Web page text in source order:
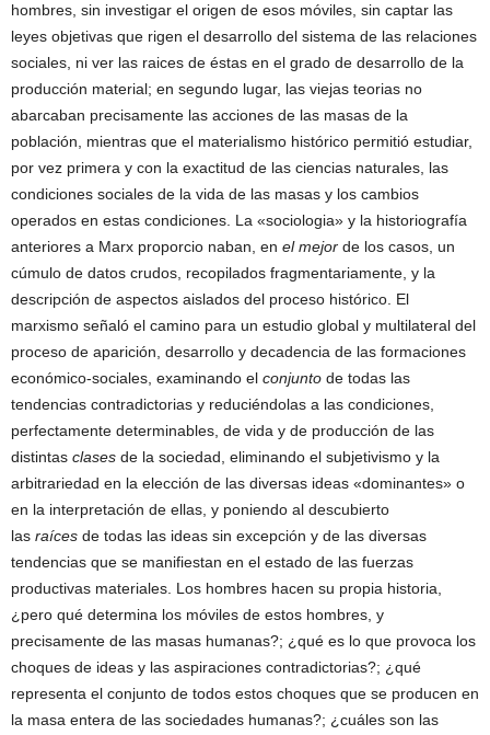
hombres, sin investigar el origen de esos móviles, sin captar las
leyes objetivas que rigen el desarrollo del sistema de las relaciones
sociales, ni ver las raices de éstas en el grado de desarrollo de la
producción material; en segundo lugar, las viejas teorias no
abarcaban precisamente las acciones de las masas de la
población, mientras que el materialismo histórico permitió estudiar,
por vez primera y con la exactitud de las ciencias naturales, las
condiciones sociales de la vida de las masas y los cambios
operados en estas condiciones. La «sociologia» y la historiografía
anteriores a Marx proporcio naban, en el mejor de los casos, un
cúmulo de datos crudos, recopilados fragmentariamente, y la
descripción de aspectos aislados del proceso histórico. El
marxismo señaló el camino para un estudio global y multilateral del
proceso de aparición, desarrollo y decadencia de las formaciones
económico-sociales, examinando el conjunto de todas las
tendencias contradictorias y reduciéndolas a las condiciones,
perfectamente determinables, de vida y de producción de las
distintas clases de la sociedad, eliminando el subjetivismo y la
arbitrariedad en la elección de las diversas ideas «dominantes» o
en la interpretación de ellas, y poniendo al descubierto
las raíces de todas las ideas sin excepción y de las diversas
tendencias que se manifiestan en el estado de las fuerzas
productivas materiales. Los hombres hacen su propia historia,
¿pero qué determina los móviles de estos hombres, y
precisamente de las masas humanas?; ¿qué es lo que provoca los
choques de ideas y las aspiraciones contradictorias?; ¿qué
representa el conjunto de todos estos choques que se producen en
la masa entera de las sociedades humanas?; ¿cuáles son las